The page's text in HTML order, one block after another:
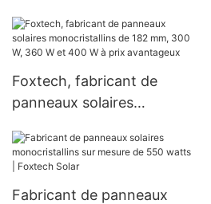
Foxtech
Foxtech, fabricant de
panneaux solaires
mm, 300 W, 360 W et 400
W à prix avantageux
Fabricant de panneaux